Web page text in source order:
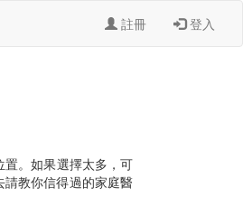
註冊 登入
。如果選擇太多，可
教你信得過的家庭醫